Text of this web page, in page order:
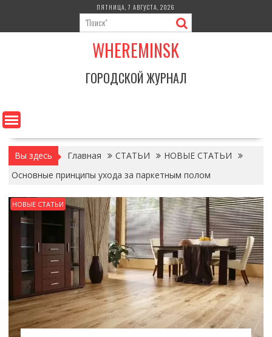
содержимому
ПЯТНИЦА, 7 АВГУСТА, 2026
WHEREMINSK
ГОРОДСКОЙ ЖУРНАЛ
Вы здесь Главная СТАТЬИ
НОВЫЕ СТАТЬИ
Основные принципы ухода за паркетным полом
НОВЫЕ СТАТЬИ